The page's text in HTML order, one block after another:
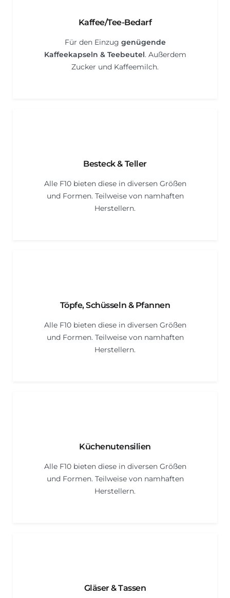
Kaffee/Tee-Bedarf
Für den Einzug genügende
Kaffeekapseln & Teebeutel. Außerdem
Zucker und Kaffeemilch.
Besteck & Teller
Alle F10 bieten diese in diversen Größen
und Formen. Teilweise von namhaften
Herstellern.
Töpfe, Schüsseln & Pfannen
Alle F10 bieten diese in diversen Größen
und Formen. Teilweise von namhaften
Herstellern.
Küchenutensilien
Alle F10 bieten diese in diversen Größen
und Formen. Teilweise von namhaften
Herstellern.
Gläser & Tassen